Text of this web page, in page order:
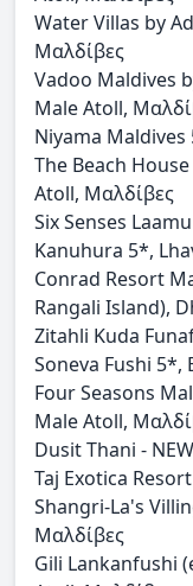
Water Villas by
Μαλδίβες
Vadoo Maldives
Male Atoll,
Niyama
The Beach
Atoll, Μαλδίβες
Six Senses
Kanuhura 5*,
Conrad Resort
Rangali Island),
Zitahli Kuda
Soneva Fushi 5*,
Four Seasons
Male Atoll,
Dusit Thani -
Taj Exotica
Shangri-La's
Μαλδίβες
Gili Lankanfushi